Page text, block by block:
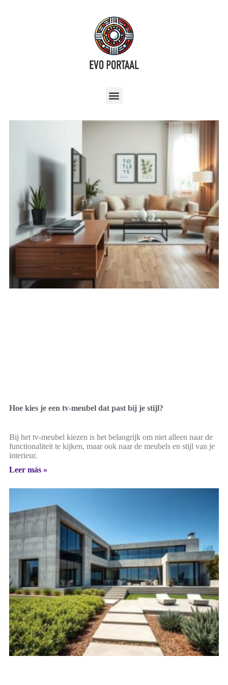
Hoe kies je een tv-meubel dat past bij je stijl?
Bij het tv-meubel kiezen is het belangrijk om niet alleen naar de
functionaliteit te kijken, maar ook naar de meubels en stijl van je
interieur.
Leer más »